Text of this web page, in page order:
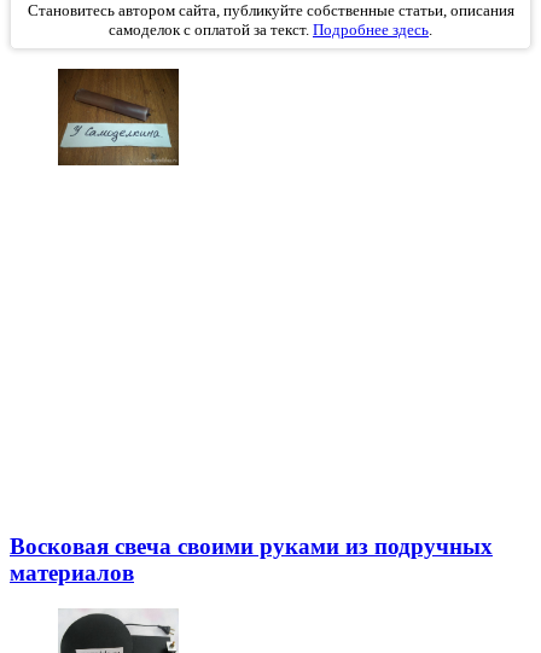
Становитесь автором сайта, публикуйте собственные статьи, описания
самоделок с оплатой за текст. Подробнее здесь.
Восковая свеча своими руками из подручных
материалов